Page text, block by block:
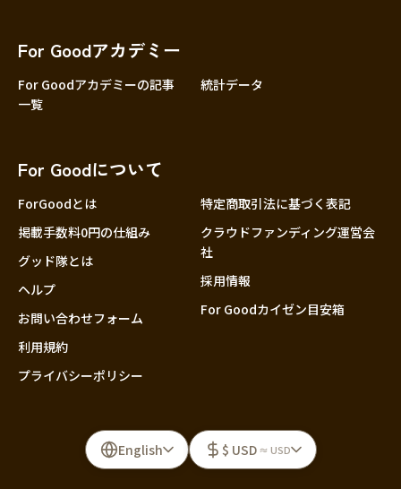
For Goodアカデミー
For Goodアカデミーの記事
一覧
統計データ
For Goodについて
ForGoodとは
掲載手数料0円の仕組み
グッド隊とは
ヘルプ
お問い合わせフォーム
利用規約
プライバシーポリシー
特定商取引法に基づく表記
クラウドファンディング運営会
社
採用情報
For Goodカイゼン目安箱
English $ USD ≈ USD